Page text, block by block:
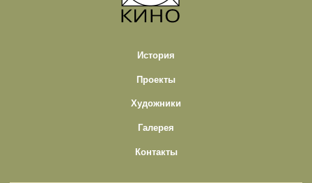
История
Проекты
Художники
Галерея
Контакты